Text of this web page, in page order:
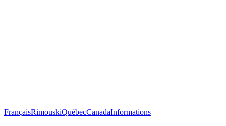
FrançaisRimouskiQuébecCanadaInformations